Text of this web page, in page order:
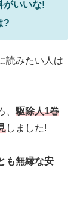
がいいな!
?
読みたい人は
駆除人1巻
しました!
も無縁な安